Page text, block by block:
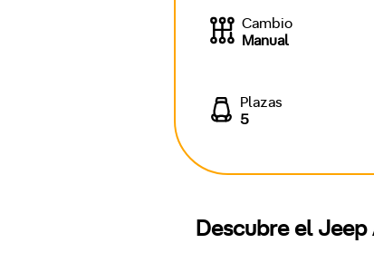
Cambio
Manual
Plazas
5
Descubre el